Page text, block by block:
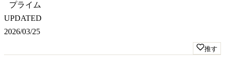
プライム
UPDATED
2026/03/25
推す